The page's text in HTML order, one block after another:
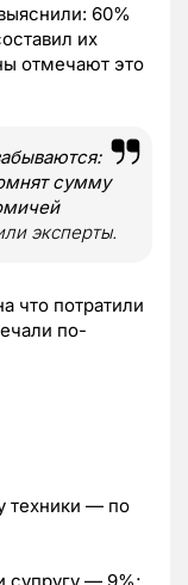
60%
их
отмечают это
сумму
эксперты.
что потратили
по-
техники — по
супругу — 9%;